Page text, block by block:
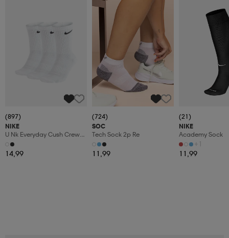
(897)
NIKE
U Nk Everyday Cush Crew
3pr
14,99
(724)
SOC
Tech Sock 2p Re
11,99
(21)
NIKE
Academy Sock
+1
11,99